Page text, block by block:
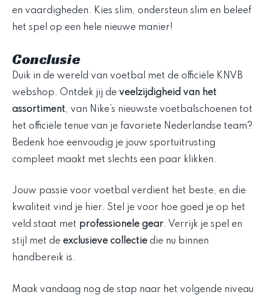
en vaardigheden. Kies slim, ondersteun slim en beleef
het spel op een hele nieuwe manier!
Conclusie
Duik in de wereld van voetbal met de officiële KNVB
webshop. Ontdek jij de veelzijdigheid van het
assortiment, van Nike’s nieuwste voetbalschoenen tot
het officiële tenue van je favoriete Nederlandse team?
Bedenk hoe eenvoudig je jouw sportuitrusting
compleet maakt met slechts een paar klikken.
Jouw passie voor voetbal verdient het beste, en die
kwaliteit vind je hier. Stel je voor hoe goed je op het
veld staat met professionele gear. Verrijk je spel en
stijl met de exclusieve collectie die nu binnen
handbereik is.
Maak vandaag nog de stap naar het volgende niveau